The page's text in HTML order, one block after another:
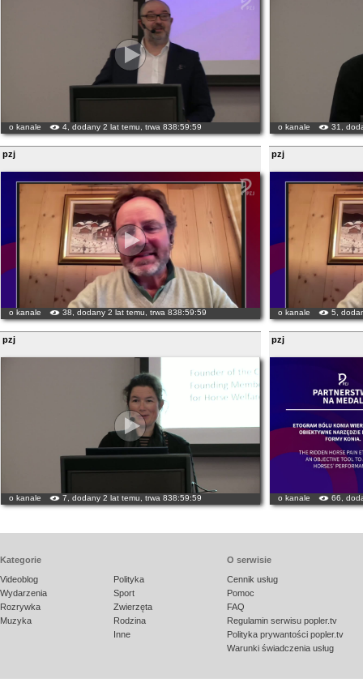
o kanale 4, dodany 2 lat temu, trwa 838:59:59 o kanale 31,
pzj
o kanale 38, dodany 2 lat temu, trwa 838:59:59
pzj
o kanale 5,
pzj
o kanale 7, dodany 2 lat temu, trwa 838:59:59
pzj
o kanale 66,
Kategorie
Videoblog
Wydarzenia
Rozrywka
Muzyka
Polityka
Sport
Zwierzęta
Rodzina
Inne
O serwisie
Cennik usług
Pomoc
FAQ
Regulamin serwisu popler.tv
Polityka prywantości popler.tv
Warunki świadczenia usług